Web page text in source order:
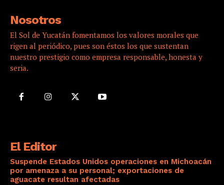
Nosotros
El Sol de Yucatán fomentamos los valores morales que
rigen al periódico, pues son éstos los que sustentan
nuestro prestigio como empresa responsable, honesta y
seria.
El Editor
Suspende Estados Unidos operaciones en Michoacán
por amenaza a su personal; exportaciones de
aguacate resultan afectadas